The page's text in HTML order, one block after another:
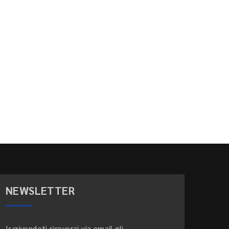
NEWSLETTER